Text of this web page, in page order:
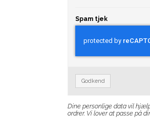
Spam tjek
Godkend
Dine personlige data vil
ordrer. Vi lover at passe på